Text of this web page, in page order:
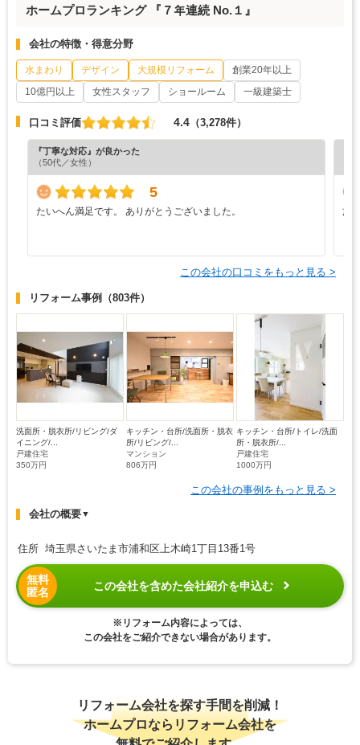
ホームプロランキング 『７年連続 No.１』
会社の特徴・得意分野
水まわり デザイン 大規模リフォーム
創業20年以上
10億円以上
女性スタッフ ショールーム 一級建築士
口コミ評価 4.4 （3,278件）
『丁寧な対応』が良かった
（50代／女性）
5
たいへん満足です。 ありがとうございました。
施
この会社の口コミをもっと見る >
リフォーム事例 （803件）
洗面所・脱衣所/リビング/ダ
イニング/...
戸建住宅
350万円
キッチン・台所/洗面所・脱衣
所/リビング/...
マンション
806万円
キッチン・台所/トイレ/洗面
所・脱衣所/...
戸建住宅
1000万円
この会社の事例をもっと見る >
会社の概要▼
住所 埼玉県さいたま市浦和区上木崎1丁目13番1号
無料
匿名
この会社を含めた会社紹介を申込む
※リフォーム内容によっては、
この会社をご紹介できない場合があります。
リフォーム会社を探す手間を削減！
ホームプロならリフォーム会社を